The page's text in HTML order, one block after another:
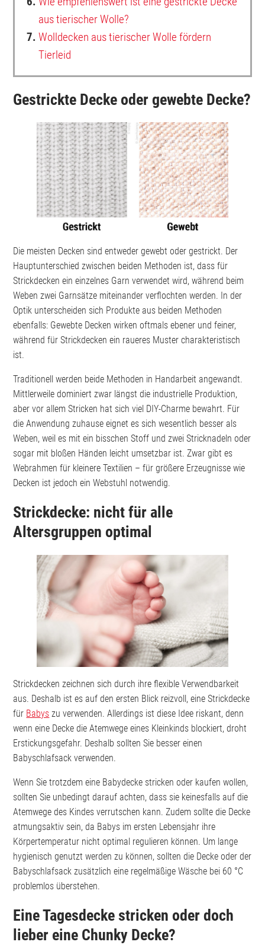
aus tierischer Wolle?
7. Wolldecken aus tierischer Wolle fördern
Tierleid
Gestrickte Decke oder gewebte Decke?
Die meisten Decken sind entweder gewebt oder gestrickt. Der
Hauptunterschied zwischen beiden Methoden ist, dass für
Strickdecken ein einzelnes Garn verwendet wird, während beim
Weben zwei Garnsätze miteinander verflochten werden. In der
Optik unterscheiden sich Produkte aus beiden Methoden
ebenfalls: Gewebte Decken wirken oftmals ebener und feiner,
während für Strickdecken ein raueres Muster charakteristisch
ist.
Traditionell werden beide Methoden in Handarbeit angewandt.
Mittlerweile dominiert zwar längst die industrielle Produktion,
aber vor allem Stricken hat sich viel DIY-Charme bewahrt. Für
die Anwendung zuhause eignet es sich wesentlich besser als
Weben, weil es mit ein bisschen Stoff und zwei Stricknadeln oder
sogar mit bloßen Händen leicht umsetzbar ist. Zwar gibt es
Webrahmen für kleinere Textilien – für größere Erzeugnisse wie
Decken ist jedoch ein Webstuhl notwendig.
Strickdecke: nicht für alle
Altersgruppen optimal
Strickdecken zeichnen sich durch ihre flexible Verwendbarkeit
aus. Deshalb ist es auf den ersten Blick reizvoll, eine Strickdecke
für Babys zu verwenden. Allerdings ist diese Idee riskant, denn
wenn eine Decke die Atemwege eines Kleinkinds blockiert, droht
Erstickungsgefahr. Deshalb sollten Sie besser einen
Babyschlafsack verwenden.
Wenn Sie trotzdem eine Babydecke stricken oder kaufen wollen,
sollten Sie unbedingt darauf achten, dass sie keinesfalls auf die
Atemwege des Kindes verrutschen kann. Zudem sollte die Decke
atmungsaktiv sein, da Babys im ersten Lebensjahr ihre
Körpertemperatur nicht optimal regulieren können. Um lange
hygienisch genutzt werden zu können, sollten die Decke oder der
Babyschlafsack zusätzlich eine regelmäßige Wäsche bei 60 °C
problemlos überstehen.
Eine Tagesdecke stricken oder doch
lieber eine Chunky Decke?